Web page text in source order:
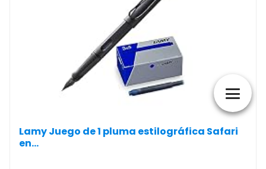
Lamy Juego de 1 pluma estilográfica Safari
en...